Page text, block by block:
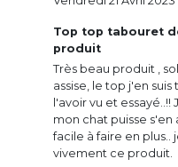
Top top tabouret
produit
Très beau produit ,
assise, le top j'en
l'avoir vu et
mon chat puisse
facile à faire en
vivement ce produit.